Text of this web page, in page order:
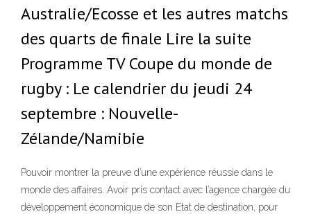
Australie/Ecosse et les autres matchs
des quarts de finale Lire la suite
Programme TV Coupe du monde de
rugby : Le calendrier du jeudi 24
septembre : Nouvelle-
Zélande/Namibie
Pouvoir montrer la preuve d’une expérience réussie dans le
monde des affaires. Avoir pris contact avec l’agence chargée du
développement économique de son Etat de destination, pour